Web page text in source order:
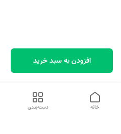
افزودن به سبد خرید
دسته‌بندی خانه